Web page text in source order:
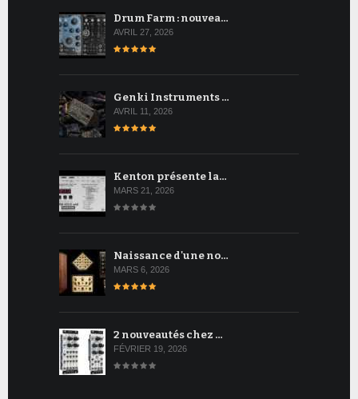
Drum Farm : nouvea…
AVRIL 27, 2026
Genki Instruments …
AVRIL 11, 2026
Kenton présente la…
MARS 21, 2026
Naissance d'une no…
MARS 6, 2026
2 nouveautés chez …
FÉVRIER 19, 2026